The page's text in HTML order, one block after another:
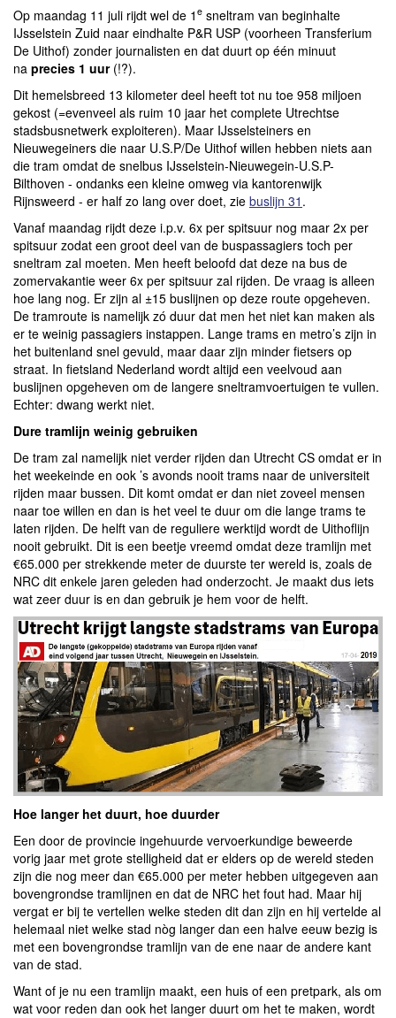
Op maandag 11 juli rijdt wel de 1 e sneltram van beginhalte
IJsselstein Zuid naar eindhalte P&R USP (voorheen Transferium
De Uithof) zonder journalisten en dat duurt op één minuut
na precies 1 uur(!?).
Dit hemelsbreed 13 kilometer deel heeft tot nu toe 958 miljoen
gekost (=evenveel als ruim 10 jaar het complete Utrechtse
stadsbusnetwerk exploiteren). Maar IJsselsteiners en
Nieuwegeiners die naar U.S.P/De Uithof willen hebben niets aan
die tram omdat de snelbus IJsselstein-Nieuwegein-U.S.P-
Bilthoven - ondanks een kleine omweg via kantorenwijk
Rijnsweerd - er half zo lang over doet, zie buslijn 31 .
Vanaf maandag rijdt deze i.p.v. 6x per spitsuur nog maar 2x per
spitsuur zodat een groot deel van de buspassagiers toch per
sneltram zal moeten. Men heeft beloofd dat deze na bus de
zomervakantie weer 6x per spitsuur zal rijden. De vraag is alleen
hoe lang nog. Er zijn al ±15 buslijnen op deze route opgeheven.
De tramroute is namelijk zó duur dat men het niet kan maken als
er te weinig passagiers instappen. Lange trams en metro’s zijn in
het buitenland snel gevuld, maar daar zijn minder fietsers op
straat. In fietsland Nederland wordt altijd een veelvoud aan
buslijnen opgeheven om de langere sneltramvoertuigen te vullen.
Echter: dwang werkt niet.
Dure tramlijn weinig gebruiken
De tram zal namelijk niet verder rijden dan Utrecht CS omdat er in
het weekeinde en ook ’s avonds nooit trams naar de universiteit
rijden maar bussen. Dit komt omdat er dan niet zoveel mensen
naar toe willen en dan is het veel te duur om die lange trams te
laten rijden. De helft van de reguliere werktijd wordt de Uithoflijn
nooit gebruikt. Dit is een beetje vreemd omdat deze tramlijn met
€65.000 per strekkende meter de duurste ter wereld is, zoals de
NRC dit enkele jaren geleden had onderzocht. Je maakt dus iets
wat zeer duur is en dan gebruik je hem voor de helft.
Hoe langer het duurt, hoe duurder
Een door de provincie ingehuurde vervoerkundige beweerde
vorig jaar met grote stelligheid dat er elders op de wereld steden
zijn die nog meer dan €65.000 per meter hebben uitgegeven aan
bovengrondse tramlijnen en dat de NRC het fout had. Maar hij
vergat er bij te vertellen welke steden dit dan zijn en hij vertelde al
helemaal niet welke stad nòg langer dan een halve eeuw bezig is
met een bovengrondse tramlijn van de ene naar de andere kant
van de stad.
Want of je nu een tramlijn maakt, een huis of een pretpark, als om
wat voor reden dan ook het langer duurt om het te maken, wordt